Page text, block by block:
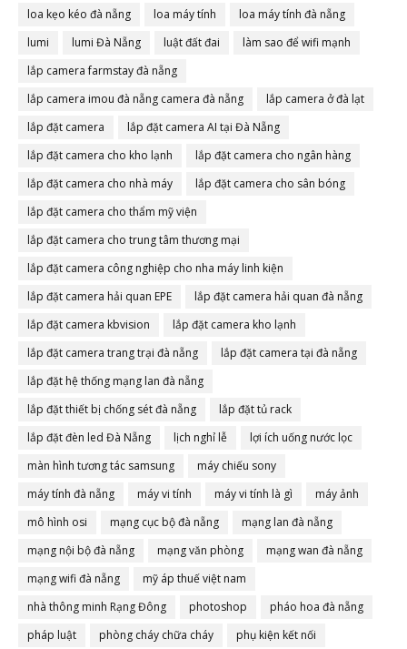
loa kẹo kéo đà nẵng
loa máy tính
loa máy tính đà nẵng
lumi
lumi Đà Nẵng luật đất đai
làm sao để wifi mạnh
lắp camera farmstay đà nẵng
lắp camera imou đà nẵng camera đà nẵng
lắp camera ở đà lạt
lắp đặt camera
lắp đặt camera AI tại Đà Nẵng
lắp đặt camera cho kho lạnh
lắp đặt camera cho ngân hàng
lắp đặt camera cho nhà máy
lắp đặt camera cho sân bóng
lắp đặt camera cho thẩm mỹ viện
lắp đặt camera cho trung tâm thương mại
lắp đặt camera công nghiệp cho nha máy linh kiện
lắp đặt camera hải quan EPE
lắp đặt camera hải quan đà nẵng
lắp đặt camera kbvision
lắp đặt camera kho lạnh
lắp đặt camera trang trại đà nẵng
lắp đặt camera tại đà nẵng
lắp đặt hệ thống mạng lan đà nẵng
lắp đặt thiết bị chống sét đà nẵng
lắp đặt tủ rack
lắp đặt đèn led Đà Nẵng
lịch nghỉ lễ
lợi ích uống nước lọc
màn hình tương tác samsung
máy chiếu sony
máy tính đà nẵng
máy vi tính máy vi tính là gì
máy ảnh
mô hình osi
mạng cục bộ đà nẵng
mạng lan đà nẵng
mạng nội bộ đà nẵng
mạng văn phòng
mạng wan đà nẵng
mạng wifi đà nẵng
mỹ áp thuế việt nam
nhà thông minh Rạng Đông
photoshop
pháo hoa đà nẵng
pháp luật
phòng cháy chữa cháy
phụ kiện kết nối